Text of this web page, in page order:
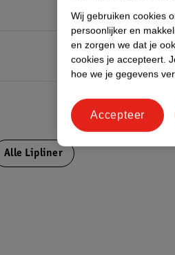
Alle Lipliner
Wij gebruiken cookies
persoonlijker en
en zorgen we dat je
cookies je accepteert.
hoe we je gegevens
Accepteer